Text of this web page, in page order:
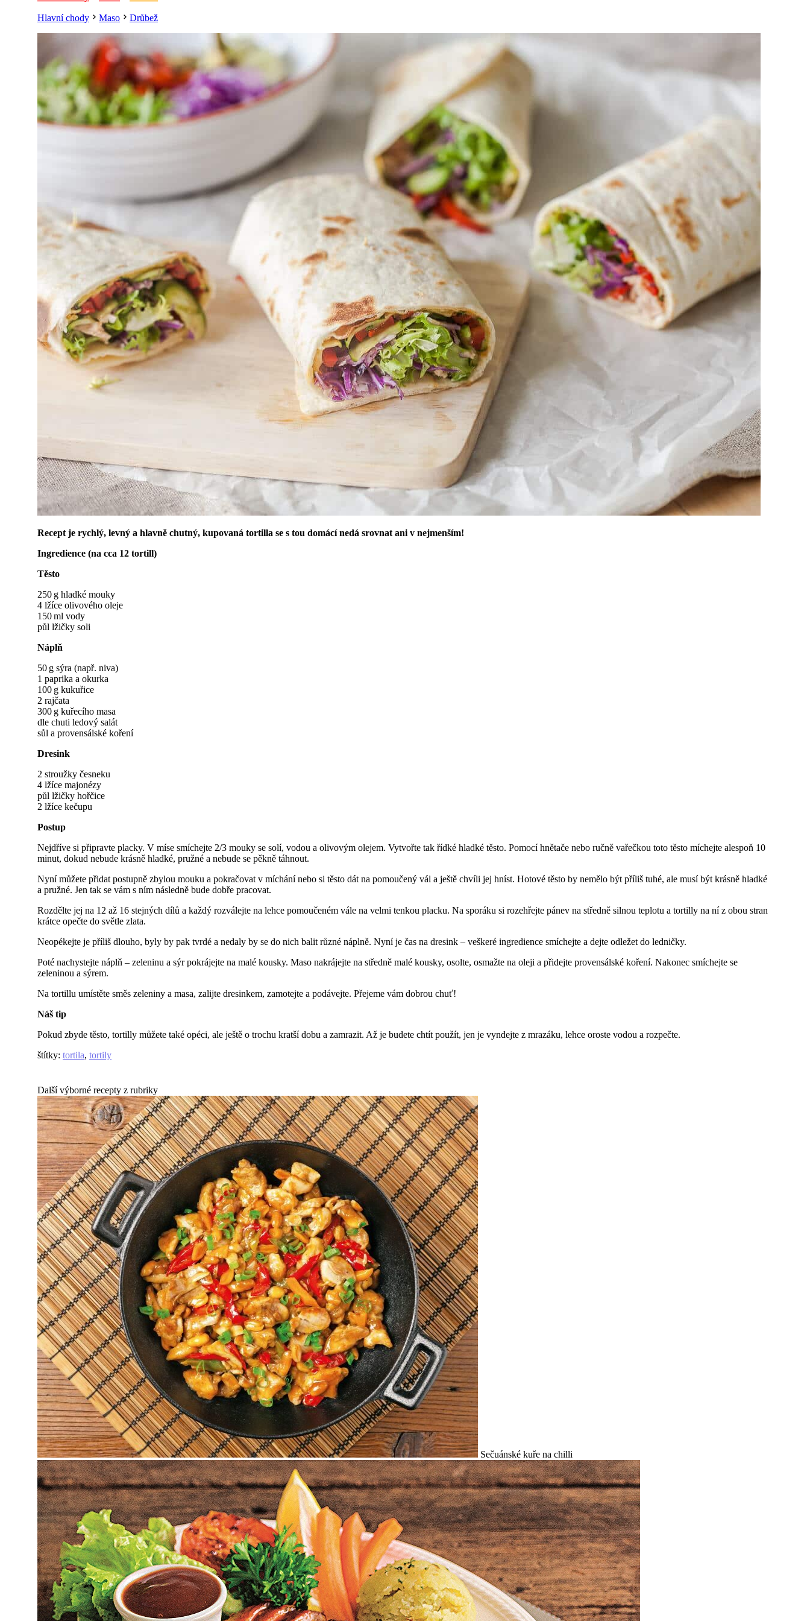
Hlavní chody Maso Drůbež
Recept je rychlý, levný a hlavně chutný, kupovaná tortilla se s tou domácí nedá srovnat ani v nejmenším!
Ingredience (na cca 12 tortill)
Těsto
250 g hladké mouky
4 lžíce olivového oleje
150 ml vody
půl lžičky soli
Náplň
50 g sýra (např. niva)
1 paprika a okurka
100 g kukuřice
2 rajčata
300 g kuřecího masa
dle chuti ledový salát
sůl a provensálské koření
Dresink
2 stroužky česneku
4 lžíce majonézy
půl lžičky hořčice
2 lžíce kečupu
Postup
Nejdříve si připravte placky. V míse smíchejte 2/3 mouky se solí, vodou a olivovým olejem. Vytvořte tak řídké hladké těsto. Pomocí hnětače nebo ručně vařečkou toto těsto míchejte alespoň 10
minut, dokud nebude krásně hladké, pružné a nebude se pěkně táhnout.
Nyní můžete přidat postupně zbylou mouku a pokračovat v míchání nebo si těsto dát na pomoučený vál a ještě chvíli jej hníst. Hotové těsto by nemělo být příliš tuhé, ale musí být krásně hladké
a pružné. Jen tak se vám s ním následně bude dobře pracovat.
Rozdělte jej na 12 až 16 stejných dílů a každý rozválejte na lehce pomoučeném vále na velmi tenkou placku. Na sporáku si rozehřejte pánev na středně silnou teplotu a tortilly na ní z obou stran
krátce opečte do světle zlata.
Neopékejte je příliš dlouho, byly by pak tvrdé a nedaly by se do nich balit různé náplně. Nyní je čas na dresink – veškeré ingredience smíchejte a dejte odležet do ledničky.
Poté nachystejte náplň – zeleninu a sýr pokrájejte na malé kousky. Maso nakrájejte na středně malé kousky, osolte, osmažte na oleji a přidejte provensálské koření. Nakonec smíchejte se
zeleninou a sýrem.
Na tortillu umístěte směs zeleniny a masa, zalijte dresinkem, zamotejte a podávejte. Přejeme vám dobrou chuť!
Náš tip
Pokud zbyde těsto, tortilly můžete také opéci, ale ještě o trochu kratší dobu a zamrazit. Až je budete chtít použít, jen je vyndejte z mrazáku, lehce oroste vodou a rozpečte.
štítky: tortila, tortily
Další výborné recepty z rubriky
Sečuánské kuře na chilli